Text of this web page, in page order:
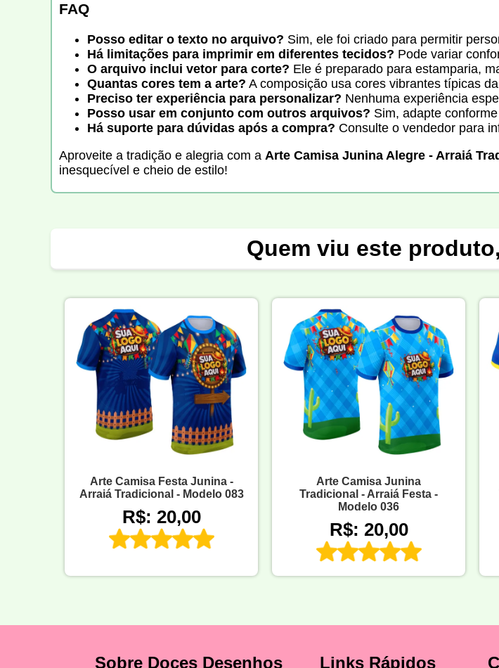
FAQ
Posso editar o texto no arquivo? Sim, ele foi criado para permitir
Há limitações para imprimir em diferentes tecidos? Pode variar
O arquivo inclui vetor para corte? Ele é preparado para estamparia,
Quantas cores tem a arte? A composição usa cores vibrantes típicas
Preciso ter experiência para personalizar? Nenhuma experiência
Posso usar em conjunto com outros arquivos? Sim, adapte
Há suporte para dúvidas após a compra? Consulte o vendedor para
Aproveite a tradição e alegria com a Arte Camisa Junina Alegre - Arraiá
inesquecível e cheio de estilo!
Quem viu este
Arte Camisa Festa Junina -
Arraiá Tradicional - Modelo 083
R$: 20,00
Arte Camisa Junina
Tradicional - Arraiá Festa -
Modelo 036
R$: 20,00
Sobre Doces Desenhos Links Rápidos